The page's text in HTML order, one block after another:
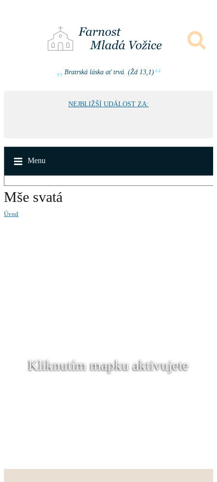
Bratrská láska ať trvá. (Žd 13,1)
NEJBLIŽŠÍ UDÁLOST ZA:
Menu
Mše svatá
Úvod
Kliknutím mapku aktivujete